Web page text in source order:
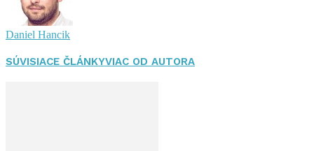
Daniel Hancik
SÚVISIACE ČLÁNKYVIAC OD AUTORA